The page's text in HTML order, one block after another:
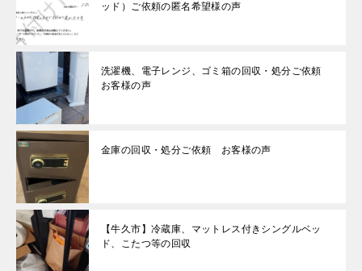
ッド）ご依頼の匿名希望様の声
洗濯機、電子レンジ、ゴミ箱の回収・処分ご依頼
お客様の声
金庫の回収・処分ご依頼 お客様の声
【牛久市】冷蔵庫、マットレス付きシングルベッ
ド、こたつ等の回収